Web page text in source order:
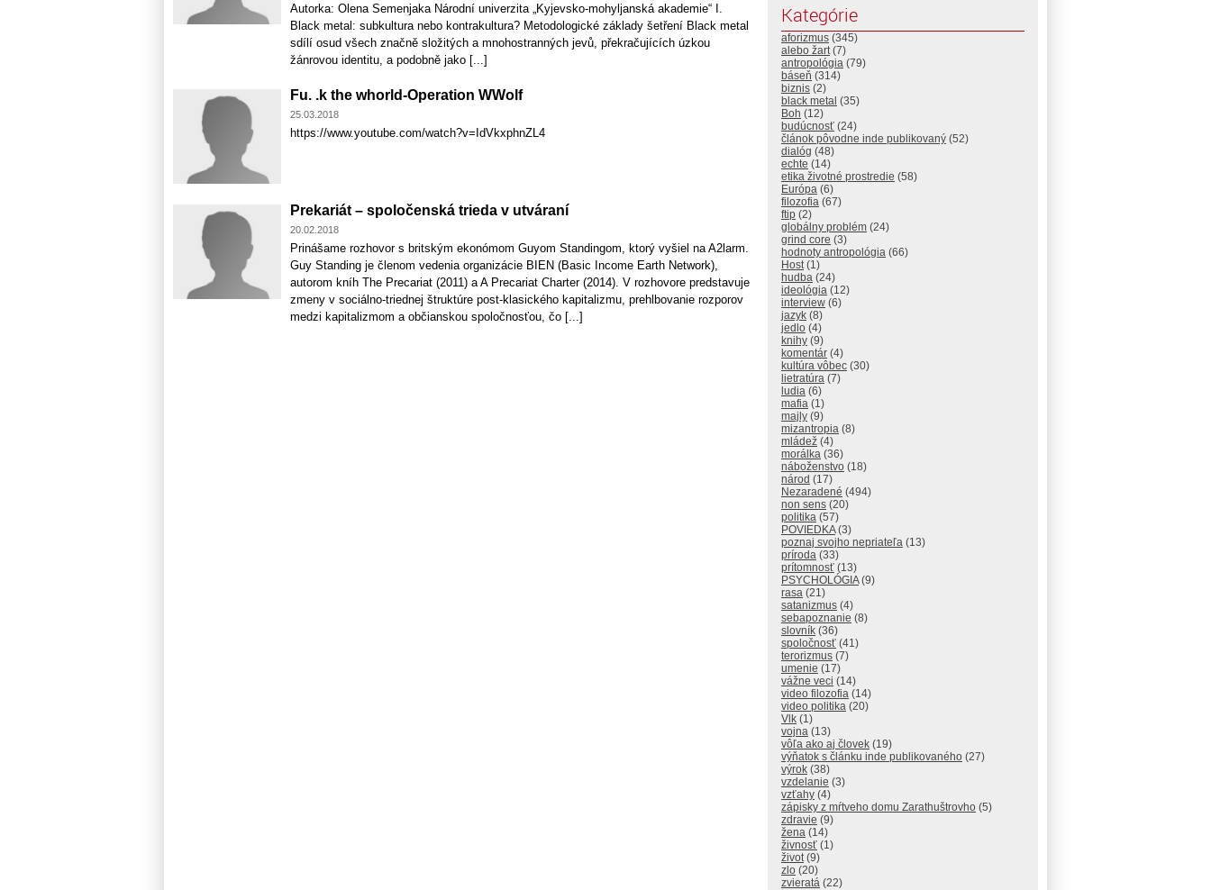
Autorka: Olena Semenjaka Národní univerzita „Kyjevsko-mohyljanská akademie“ I.
Black metal: subkultura nebo kontrakultura? Metodologické základy šetření Black metal
sdílí osud všech značně složitých a mnohostranných jevů, překračujících úzkou
žánrovou identitu, a podobně jako [...]
Fu. .k the whorld-Operation WWolf
25.03.2018
https://www.youtube.com/watch?v=IdVkxphnZL4
Prekariát – spoločenská trieda v utváraní
20.02.2018
Prinášame rozhovor s britským ekonómom Guyom Standingom, ktorý vyšiel na A2larm.
Guy Standing je členom vedenia organizácie BIEN (Basic Income Earth Network),
autorom kníh The Precariat (2011) a A Precariat Charter (2014). V rozhovore predstavuje
zmeny v sociálno-triednej štruktúre post-klasického kapitalizmu, prehlbovanie rozporov
medzi kapitalizmom a občianskou spoločnosťou, čo [...]
Kategórie
aforizmus (345)
alebo žart(7)
antropológia (79)
báseň (314)
biznis (2)
black metal (35)
Boh (12)
budúcnosť (24)
článok pôvodne inde publikovaný (52)
dialóg (48)
echte (14)
etika životné prostredie (58)
Európa (6)
filozofia (67)
ftip (2)
globálny problém (24)
grind core (3)
hodnoty antropológia (66)
Host(1)
hudba (24)
ideológia (12)
interview (6)
jazyk (8)
jedlo (4)
knihy (9)
komentár (4)
kultúra vôbec (30)
lietratúra (7)
ludia (6)
mafia (1)
majly (9)
mizantropia (8)
mládež (4)
morálka (36)
náboženstvo (18)
národ (17)
Nezaradené (494)
non sens (20)
politika (57)
POVIEDKA(3)
poznaj svojho nepriateľa (13)
príroda (33)
prítomnosť (13)
PSYCHOLÓGIA(9)
rasa (21)
satanizmus (4)
sebapoznanie (8)
slovník (36)
spoločnosť (41)
terorizmus (7)
umenie (17)
vážne veci (14)
video filozofia (14)
video politika (20)
Vlk (1)
vojna (13)
vôľa ako aj človek (19)
výňatok s článku inde publikovaného (27)
výrok (38)
vzdelanie (3)
vzťahy (4)
zápisky z mŕtveho domu Zarathuštrovho (5)
zdravie (9)
žena (14)
živnosť (1)
život(9)
zlo (20)
zvieratá (22)